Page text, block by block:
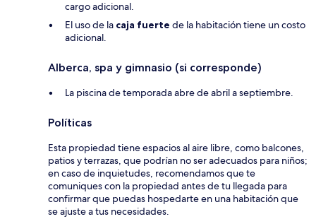
cargo adicional.
El uso de la caja fuerte de la habitación tiene un costo
adicional.
Alberca, spa y gimnasio (si corresponde)
La piscina de temporada abre de abril a septiembre.
Políticas
Esta propiedad tiene espacios al aire libre, como balcones,
patios y terrazas, que podrían no ser adecuados para niños;
en caso de inquietudes, recomendamos que te
comuniques con la propiedad antes de tu llegada para
confirmar que puedas hospedarte en una habitación que
se ajuste a tus necesidades.